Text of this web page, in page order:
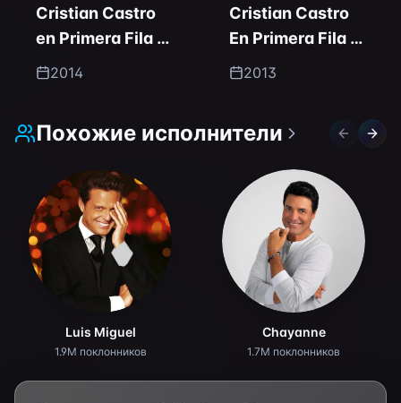
Cristian Castro
en Primera Fila -
Día 2
2014
Cristian Castro
En Primera Fila -
Día 1
2013
Похожие исполнители Previous
Luis Miguel
1.9M поклонников
Chayanne
1.7M поклонников